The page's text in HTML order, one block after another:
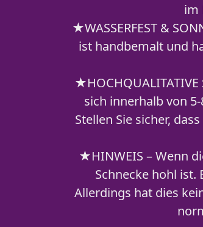
im
★WASSERFEST &
ist handbemalt und
★HOCHQUALITATIVE
sich innerhalb von
Stellen Sie sicher,
★HINWEIS – Wenn
Schnecke hohl ist.
Allerdings hat dies